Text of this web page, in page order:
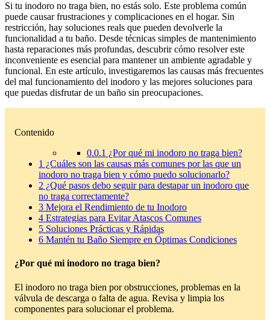
Si tu inodoro no traga bien, no estás solo. Este problema común
puede causar frustraciones y complicaciones en el hogar. Sin
restricción, hay soluciones reals que pueden devolverle la
funcionalidad a tu baño. Desde técnicas simples de mantenimiento
hasta reparaciones más profundas, descubrir cómo resolver este
inconveniente es esencial para mantener un ambiente agradable y
funcional. En este artículo, investigaremos las causas más frecuentes
del mal funcionamiento del inodoro y las mejores soluciones para
que puedas disfrutar de un baño sin preocupaciones.
Contenido
0.0.1 ¿Por qué mi inodoro no traga bien?
1 ¿Cuáles son las causas más comunes por las que un
inodoro no traga bien y cómo puedo solucionarlo?
2 ¿Qué pasos debo seguir para destapar un inodoro que
no traga correctamente?
3 Mejora el Rendimiento de tu Inodoro
4 Estrategias para Evitar Atascos Comunes
5 Soluciones Prácticas y Rápidas
6 Mantén tu Baño Siempre en Óptimas Condiciones
¿Por qué mi inodoro no traga bien?
El inodoro no traga bien por obstrucciones, problemas en la
válvula de descarga o falta de agua. Revisa y limpia los
componentes para solucionar el problema.